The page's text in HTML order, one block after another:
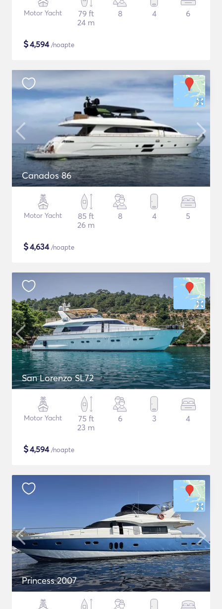
Motor Yacht
79 ft
24 m
8 4 6
$4,594/noapte
Canados 86
Motor Yacht
85 ft
26 m
8 4 5
$4,634/noapte
San Lorenzo SL72
Motor Yacht
75 ft
23 m
6 3 4
$4,594/noapte
Princess 2007